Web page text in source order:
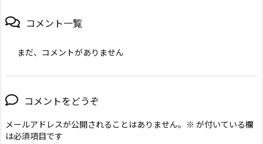
コメント一覧
まだ、コメントがありません
コメントをどうぞ
メールアドレスが公開されることはありません。 ※ が付いている欄
は必須項目です